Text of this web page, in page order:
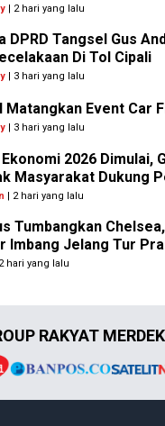
| 2 hari yang lalu
DPRD Tangsel Gus
Di Tol Cipali
| 3 hari yang lalu
Matangkan Event Car
| 3 hari yang lalu
2026 Dimulai,
Masyarakat Dukung
| 2 hari yang lalu
Tumbangkan
Imbang Jelang Tur
hari yang lalu
RAKYAT